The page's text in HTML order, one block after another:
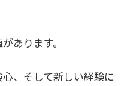
あります。
、そして新しい経験に